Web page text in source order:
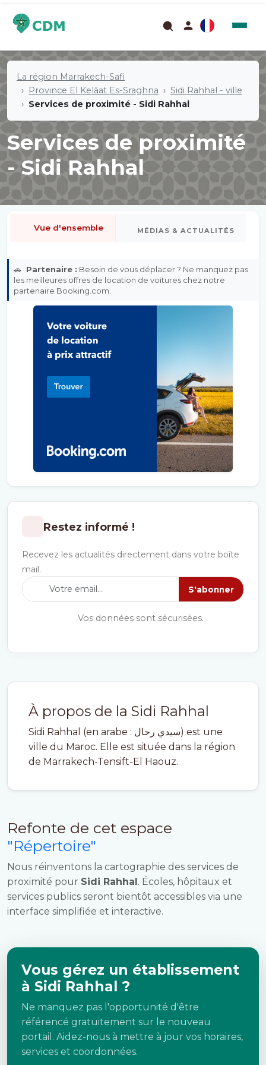
La région Marrakech-Safi
Province El Kelâat Es-Sraghna
Sidi Rahhal - ville
Services de proximité - Sidi Rahhal
Services de proximité
- Sidi Rahhal
À propos de la Sidi Rahhal
Sidi Rahhal (en arabe : سيدي رحال) est une
ville du Maroc. Elle est située dans la région
de Marrakech-Tensift-El Haouz.
Refonte de cet espace
"Répertoire"
Nous réinventons la cartographie des services de
proximité pour Sidi Rahhal. Écoles, hôpitaux et
services publics seront bientôt accessibles via une
interface simplifiée et interactive.
Vous gérez un établissement
à Sidi Rahhal ?
Ne manquez pas l'opportunité d'être
référencé gratuitement sur le nouveau
portail. Aidez-nous à mettre à jour vos horaires,
services et coordonnées.
Vue d'ensemble MÉDIAS & ACTUALITÉS
🚗 Partenaire : Besoin de vous déplacer ? Ne manquez pas
les meilleures offres de location de voitures chez notre
partenaire Booking.com.
Restez informé !
Recevez les actualités directement dans votre boîte
mail.
S'abonner
Vos données sont sécurisées.